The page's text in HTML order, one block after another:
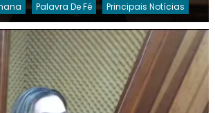
Palavra De Fé Principais Notícias